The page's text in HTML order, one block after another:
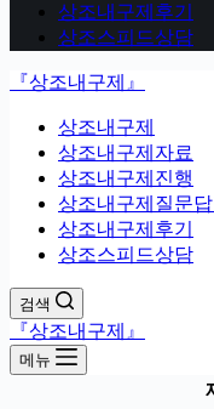
상조내구제후기
상조스피드상담
『상조내구제』
상조내구제
상조내구제자료
상조내구제진행
상조내구제질문답
상조내구제후기
상조스피드상담
검색
『상조내구제』
메뉴